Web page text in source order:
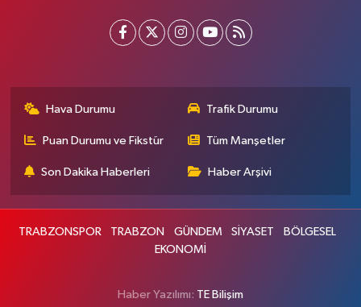
Hava Durumu Trafik Durumu
Puan Durumu ve Fikstür Tüm Manşetler
Son Dakika Haberleri Haber Arşivi
TRABZONSPOR TRABZON GÜNDEM SİYASET
BÖLGESEL
EKONOMİ
Haber Yazılımı: TE Bilişim